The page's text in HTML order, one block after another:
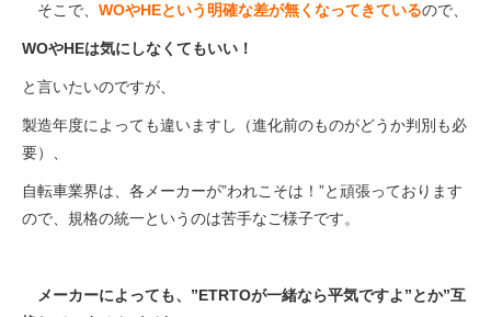
そこで、 WOやHEという明確な差が無くなってきているので、
WOやHEは気にしなくてもいい！
と言いたいのですが、
製造年度によっても違いますし（進化前のものがどうか判別も必
要）、
自転車業界は、各メーカーが”われこそは！”と頑張っております
ので、規格の統一というのは苦手なご様子です。
メーカーによっても、”ETRTOが一緒なら平気ですよ”とか”互